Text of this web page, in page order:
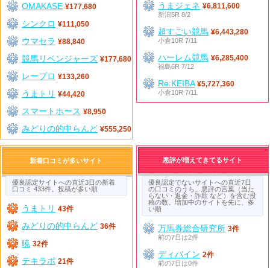
OMAKASE ¥177,680
シンクロ ¥111,050
ウマセラ ¥88,840
競馬リベンジャーズ ¥177,680
レープロ ¥133,260
うまトリ ¥44,420
スマートホース ¥8,950
みどりの的中らんど ¥555,250
うまジェネ ¥6,811,600
新潟5R 8/2
超すごい競馬 ¥6,443,280
小倉10R 7/11
ハーレム競馬 ¥6,285,400
福島6R 7/12
Re:KEIBA ¥5,727,360
小倉10R 7/11
新着口コミが多いサイト
優良認定サイトへの直近3日の新着
口コミ 433件。投稿が多い順
うまトリ 43件
みどりの的中らんど 36件
暁 32件
テキラボ 21件
悪評が増えてきてるサイト
優良認定でないサイトへの直近7日
の口コミのうち、悪評の言葉（当た
らない・返金・詐欺 など）を含む投
稿の数。増加中のサイトを先に、多
い順
万馬券総合研究所 3件
前の7日は2件
ディバイン 2件
前の7日は0件